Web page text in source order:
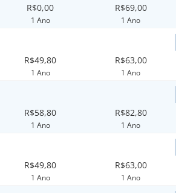
R$0,00
1 Ano
R$69,00
1 Ano
R$49,80
1 Ano
R$63,00
1 Ano
R$58,80
1 Ano
R$82,80
1 Ano
R$49,80
1 Ano
R$63,00
1 Ano